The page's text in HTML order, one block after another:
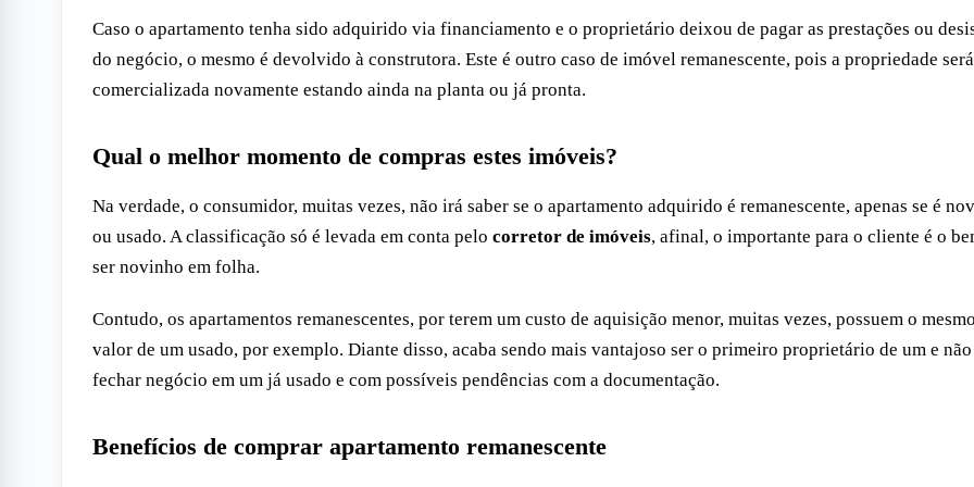
Caso o apartamento tenha sido adquirido via financiamento e o proprietário deixou de pagar as prestações ou
do negócio, o mesmo é devolvido à construtora. Este é outro caso de imóvel remanescente, pois a propriedade será
comercializada novamente estando ainda na planta ou já pronta.
Qual o melhor momento de compras estes imóveis?
Na verdade, o consumidor, muitas vezes, não irá saber se o apartamento adquirido é remanescente, apenas se é
ou usado. A classificação só é levada em conta pelo corretor de imóveis, afinal, o importante para o cliente é o
ser novinho em folha.
Contudo, os apartamentos remanescentes, por terem um custo de aquisição menor, muitas vezes, possuem o mesmo
valor de um usado, por exemplo. Diante disso, acaba sendo mais vantajoso ser o primeiro proprietário de um e não
fechar negócio em um já usado e com possíveis pendências com a documentação.
Benefícios de comprar apartamento remanescente